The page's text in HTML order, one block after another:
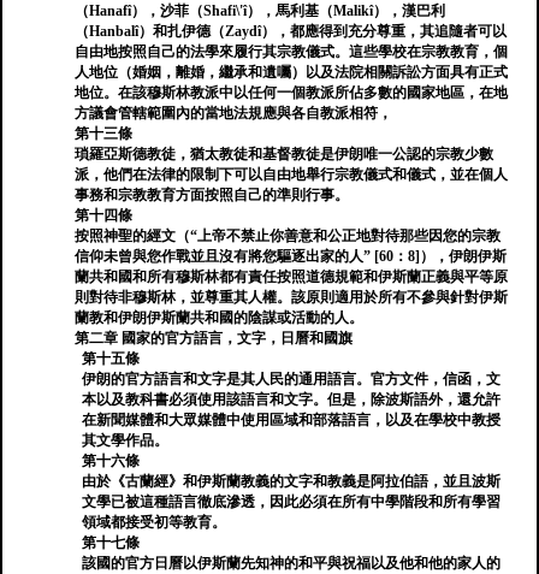
（Hanafî），沙菲（Shafi\'î），馬利基（Malikî），漢巴利
（Hanbalî）和扎伊德（Zaydî），都應得到充分尊重，其追隨者可以
自由地按照自己的法學來履行其宗教儀式。這些學校在宗教教育，個
人地位（婚姻，離婚，繼承和遺囑）以及法院相關訴訟方面具有正式
地位。在該穆斯林教派中以任何一個教派所佔多數的國家地區，在地
方議會管轄範圍內的當地法規應與各自教派相符，
第十三條
瑣羅亞斯德教徒，猶太教徒和基督教徒是伊朗唯一公認的宗教少數
派，他們在法律的限制下可以自由地舉行宗教儀式和儀式，並在個人
事務和宗教教育方面按照自己的準則行事。
第十四條
按照神聖的經文（“上帝不禁止你善意和公正地對待那些因您的宗教
信仰未曾與您作戰並且沒有將您驅逐出家的人” [60：8]），伊朗伊斯
蘭共和國和所有穆斯林都有責任按照道德規範和伊斯蘭正義與平等原
則對待非穆斯林，並尊重其人權。該原則適用於所有不參與針對伊斯
蘭教和伊朗伊斯蘭共和國的陰謀或活動的人。
第二章 國家的官方語言，文字，日曆和國旗
第十五條
伊朗的官方語言和文字是其人民的通用語言。官方文件，信函，文
本以及教科書必須使用該語言和文字。但是，除波斯語外，還允許
在新聞媒體和大眾媒體中使用區域和部落語言，以及在學校中教授
其文學作品。
第十六條
由於《古蘭經》和伊斯蘭教義的文字和教義是阿拉伯語，並且波斯
文學已被這種語言徹底滲透，因此必須在所有中學階段和所有學習
領域都接受初等教育。
第十七條
該國的官方日曆以伊斯蘭先知神的和平與祝福以及他和他的家人的